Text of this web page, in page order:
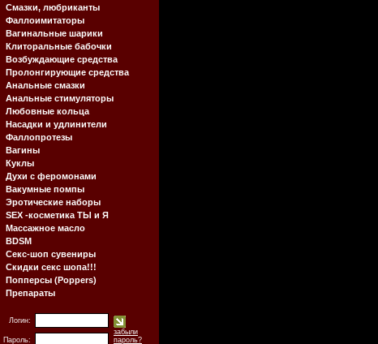
Смазки, любриканты
Фаллоимитаторы
Вагинальные шарики
Клиторальные бабочки
Возбуждающие средства
Пролонгирующие средства
Анальные смазки
Анальные стимуляторы
Любовные кольца
Насадки и удлинители
Фаллопротезы
Вагины
Куклы
Духи с феромонами
Вакумные помпы
Эротические наборы
SEX -косметика ТЫ и Я
Массажное масло
BDSM
Секс-шоп сувениры
Скидки секс шопа!!!
Попперсы (Poppers)
Препараты
Логин:
Пароль:
забыли
пароль?